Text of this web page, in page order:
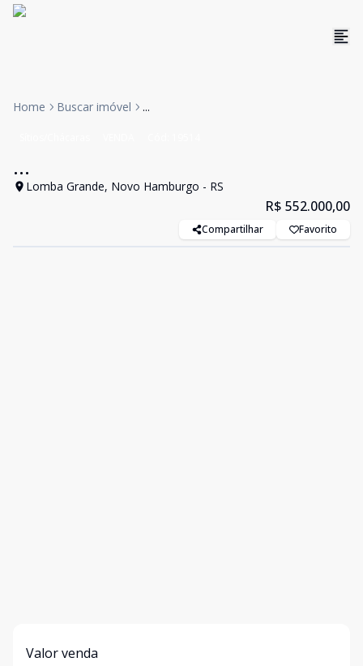
Home Buscar imóvel ...
...
Lomba Grande, Novo Hamburgo - RS
R$ 552.000,00
Compartilhar Favorito
Valor venda